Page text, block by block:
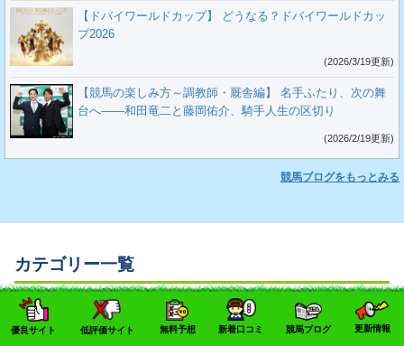
優良サイト 低評価サイト 無料予想 新着口コミ 競馬ブログ 更新情報
【ドバイワールドカップ】 どうなる？ドバイワールドカッ
プ2026
(2026/3/19更新)
【競馬の楽しみ方～調教師・厩舎編】 名手ふたり、次の舞
台へ――和田竜二と藤岡佑介、騎手人生の区切り
(2026/2/19更新)
競馬ブログをもっとみる
カテゴリー一覧
メインメニュー